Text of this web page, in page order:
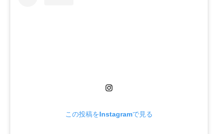
この投稿をInstagramで見る